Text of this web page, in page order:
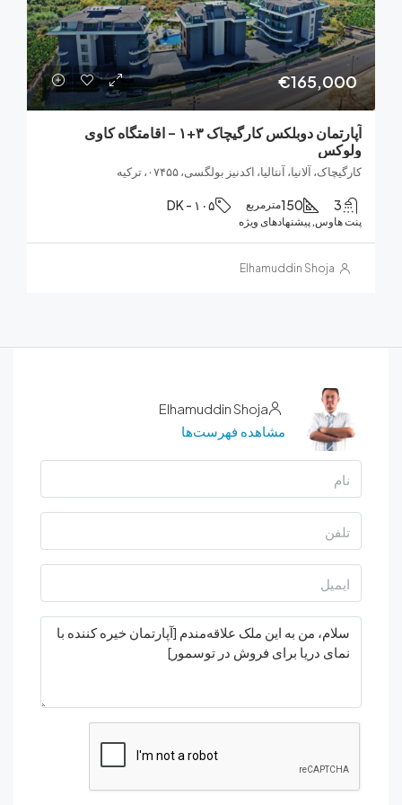
آپارتمان دوبلکس کارگیچاک ۳+۱ – اقامتگاه کاوی
آلانیا، آنتالیا، اکدنیز بولگسی، ۰۷۴۵۵، ترکیه
150 مترمربع DK - ۱۰۵
پیشنهادهای ویژه
Elhamuddin Shoja
Elhamuddin Shoja
مشاهده فهرست‌ها